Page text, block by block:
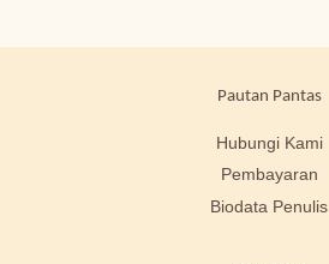
Pautan Pantas
Hubungi Kami
Pembayaran
Biodata Penulis